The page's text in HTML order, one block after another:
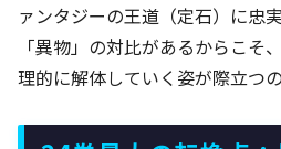
ァンタジーの王道（定石）に忠
「異物」の対比があるからこそ
理的に解体していく姿が際立つの